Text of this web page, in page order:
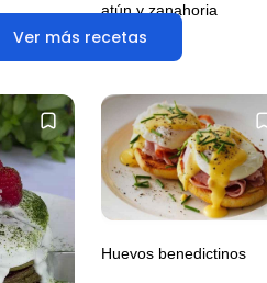
Ver más recetas
atún y zanahoria
Huevos benedictinos